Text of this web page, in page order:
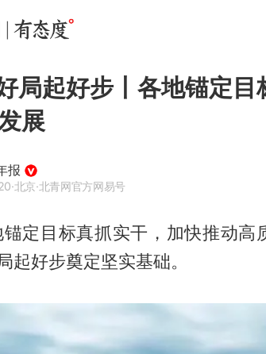
局起好步丨各地锚定
展
报
·北京·北青网官方网易号
定目标真抓实干，加快推动高
起好步奠定坚实基础。